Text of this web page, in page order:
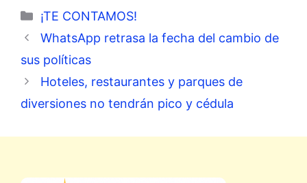
Categorías
¡TE CONTAMOS!
WhatsApp retrasa la fecha del cambio de
sus políticas
Hoteles, restaurantes y parques de
diversiones no tendrán pico y cédula